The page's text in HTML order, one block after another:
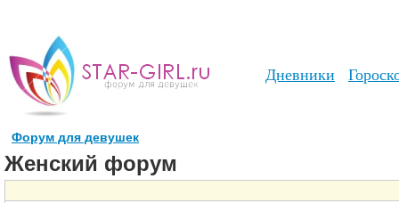
Дневники
Форум для девушек
Женский форум